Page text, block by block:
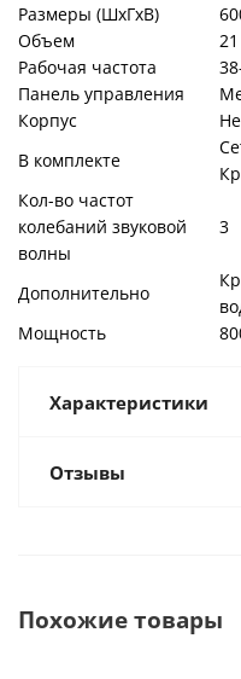
Размеры (ШхГхВ)
Объем
Рабочая частота
Панель управления
Корпус
В комплекте
Кол-во частот
колебаний звуковой
волны
3
Дополнительно
Мощность
Характеристики
Отзывы
Похожие товары